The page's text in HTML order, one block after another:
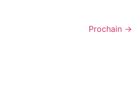
Prochain →